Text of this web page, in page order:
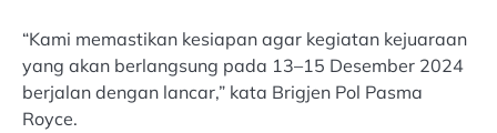
“Kami memastikan kesiapan agar kegiatan kejuaraan
yang akan berlangsung pada 13–15 Desember 2024
berjalan dengan lancar,” kata Brigjen Pol Pasma
Royce.